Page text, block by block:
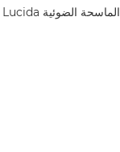
الماسحة الضوئية Lucida ثلاثية الأبعاد وهي تقوم برقمنة سطح اللوحة (حقوق النشر: مؤسسة Factum)